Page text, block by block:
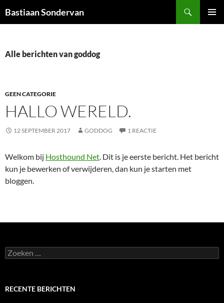
naar
Bastiaan Sondervan
Alle berichten van goddog
GEEN CATEGORIE
HALLO WERELD.
12 SEPTEMBER 2017 GODDOG 1 REACTIE
Welkom bij Hosthound Net. Dit is je eerste bericht. Het bericht
kun je bewerken of verwijderen, dan kun je starten met
bloggen.
Zoeken
naar:
RECENTE BERICHTEN